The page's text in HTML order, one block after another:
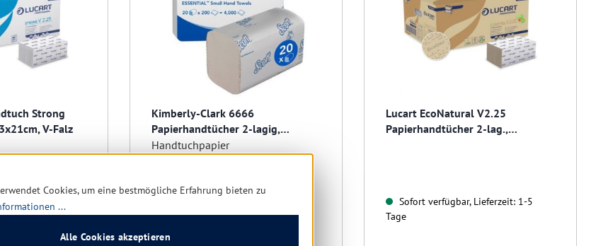
Strong
V-Falz
Lieferzeit: 1-5
Kimberly-Clark 6666
Papierhandtücher 2-lagig,
23x22,5 cm, Zick/Zack 4.000
Handtuchpapier
Tage
Lucart EcoNatural V2.25
Papierhandtücher 2-lag.,
Sofort verfügbar, Lieferzeit: 1-5
Tage
Cookies, um eine bestmögliche Erfahrung bieten zu
...
Alle Cookies akzeptieren